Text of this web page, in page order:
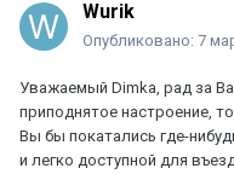
Wurik
Опубликовано: 7
Уважаемый Dimka, рад за
приподнятое настроение,
Вы бы покатались где-
и легко доступной для